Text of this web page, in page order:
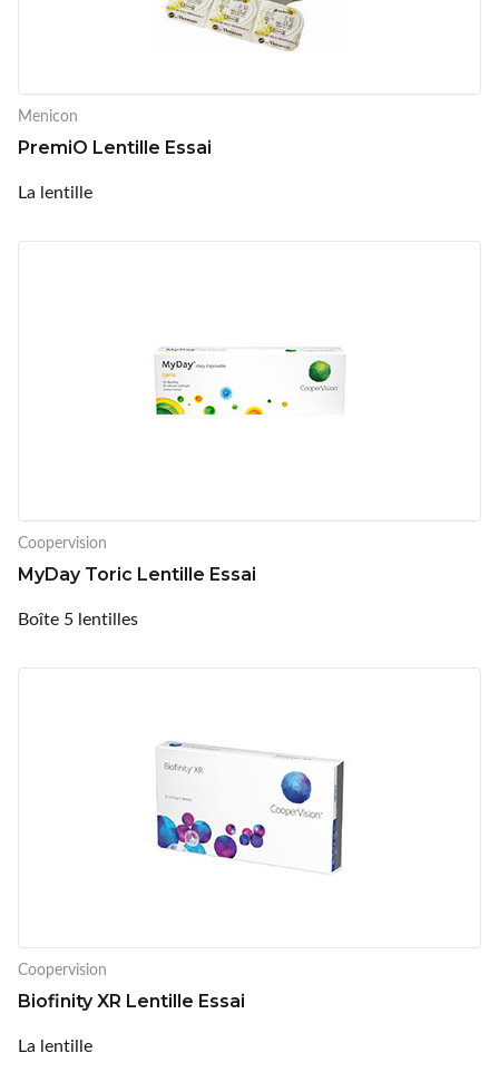
Menicon
PremiO Lentille Essai
La lentille
Coopervision
MyDay Toric Lentille Essai
Boîte 5 lentilles
Coopervision
Biofinity XR Lentille Essai
La lentille